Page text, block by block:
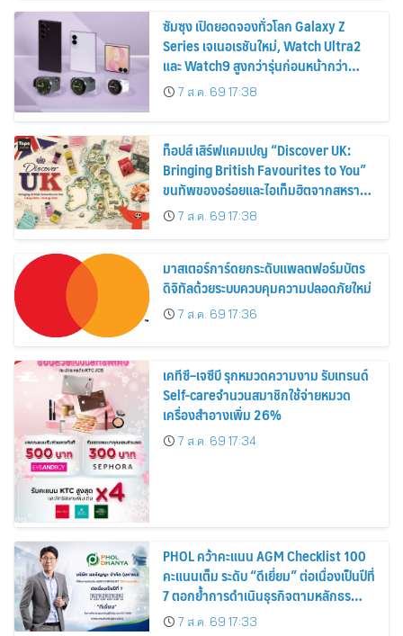
ซัมซุง เปิดยอดจองทั่วโลก Galaxy Z
Series เจเนอเรชันใหม่, Watch Ultra2
และ Watch9 สูงกว่ารุ่นก่อนหน้ากว่า
30%7 ส.ค. 69 17:38
ท็อปส์ เสิร์ฟแคมเปญ “Discover UK:
Bringing British Favourites to You”
ขนทัพของอร่อยและไอเท็มฮิตจากสหราช
อาณาจักร ส่งตรงถึงมือตั้งแต่วันนี้ – 18
สิงหาคมนี้
7 ส.ค. 69 17:38
มาสเตอร์การ์ดยกระดับแพลตฟอร์มบัตร
ดิจิทัลด้วยระบบควบคุมความปลอดภัยใหม่
7 ส.ค. 69 17:36
เคทีซี–เจซีบี รุกหมวดความงาม รับเทรนด์
Self-careจำนวนสมาชิกใช้จ่ายหมวด
เครื่องสำอางเพิ่ม 26%
7 ส.ค. 69 17:34
PHOL คว้าคะแนน AGM Checklist 100
คะแนนเต็ม ระดับ “ดีเยี่ยม” ต่อเนื่องเป็นปีที่
7 ตอกย้ำการดำเนินธุรกิจตามหลักธร
รมาภิบาล โปร่งใส สร้างความเชื่อมั่นผู้ถือ
7 ส.ค. 69 17:33